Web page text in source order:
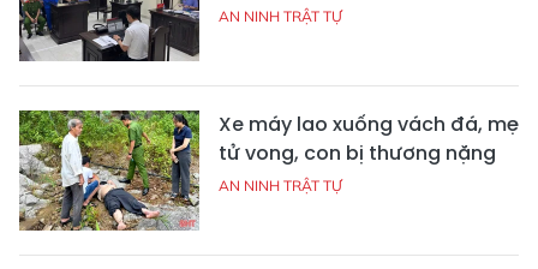
AN NINH TRẬT TỰ
Xe máy lao xuống vách đá, mẹ
tử vong, con bị thương nặng
AN NINH TRẬT TỰ